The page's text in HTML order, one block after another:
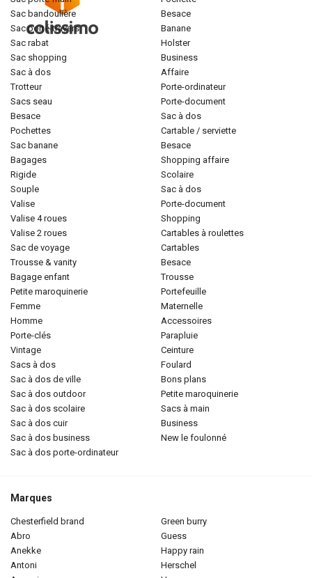
sac bandoulière
sac porté-travers
sac rabat
sac shopping
sac à dos
trotteur
sacs seau
besace
pochettes
sac banane
bagages
rigide
souple
valise
valise 4 roues
valise 2 roues
sac de voyage
trousse & vanity
bagage enfant
petite maroquinerie
femme
homme
porte-clés
vintage
sacs à dos
sac à dos de ville
sac à dos outdoor
sac à dos scolaire
sac à dos cuir
sac à dos business
sac à dos porte-ordinateur
besace
banane
holster
business
affaire
porte-ordinateur
porte-document
sac à dos
cartable / serviette
besace
shopping affaire
scolaire
sac à dos
porte-document
shopping
cartables à roulettes
cartables
besace
trousse
portefeuille
maternelle
accessoires
parapluie
ceinture
foulard
bons plans
petite maroquinerie
sacs à main
business
new le foulonné
Marques
chesterfield brand
abro
anekke
antoni
green burry
guess
happy rain
herschel